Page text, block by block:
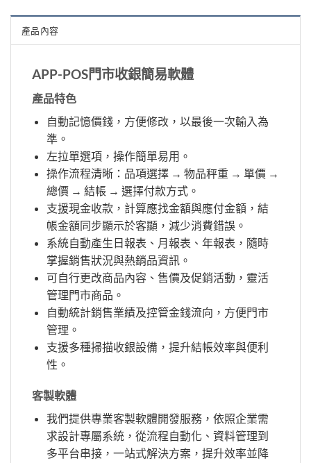
產品內容
APP-POS門市收銀簡易軟體
產品特色
自動記憶價錢，方便修改，以最後一次輸入為
準。
左拉單選項，操作簡單易用。
操作流程清晰：品項選擇 → 物品秤重 → 單價 →
總價 → 結帳 → 選擇付款方式。
支援現金收款，計算應找金額與應付金額，結
帳金額同步顯示於客顯，減少消費錯誤。
系統自動產生日報表、月報表、年報表，隨時
掌握銷售狀況與熱銷品資訊。
可自行更改商品內容、售價及促銷活動，靈活
管理門市商品。
自動統計銷售業績及控管金錢流向，方便門市
管理。
支援多種掃描收銀設備，提升結帳效率與便利
性。
客製軟體
我們提供專業客製軟體開發服務，依照企業需
求設計專屬系統，從流程自動化、資料管理到
多平台串接，一站式解決方案，提升效率並降